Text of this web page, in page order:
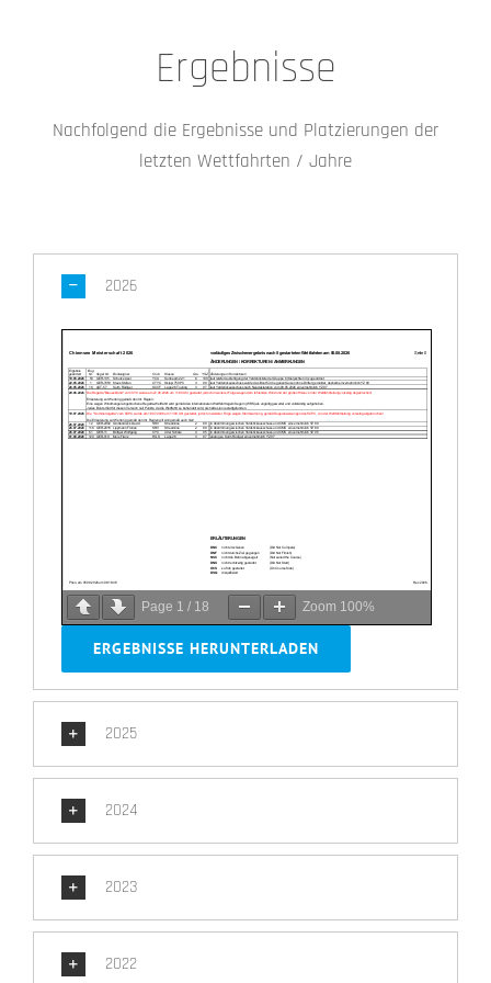
Ergebnisse
Nachfolgend die Ergebnisse und Platzierungen der
letzten Wettfahrten / Jahre
2026
Page 1 / 18 Zoom 100%
ERGEBNISSE HERUNTERLADEN
2025
2024
2023
2022